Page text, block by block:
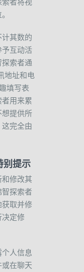
者将视
其数的
予互动活
索者通
地址和电
填写表
用来累
提供所
完全由
别提示
修改其
探索者
获取并修
决定修
人信息
或在聊天